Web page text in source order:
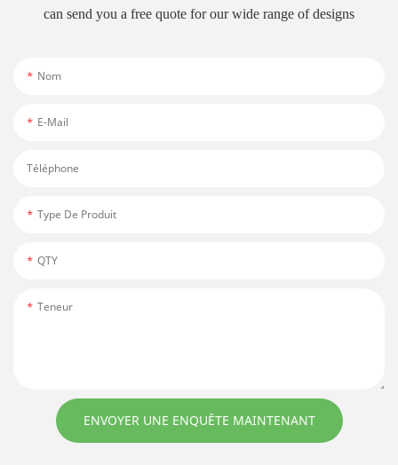
can send you a free quote for our wide range of designs
Nom
E-Mail
Téléphone
Type De Produit
QTY
Teneur
ENVOYER UNE ENQUÊTE MAINTENANT